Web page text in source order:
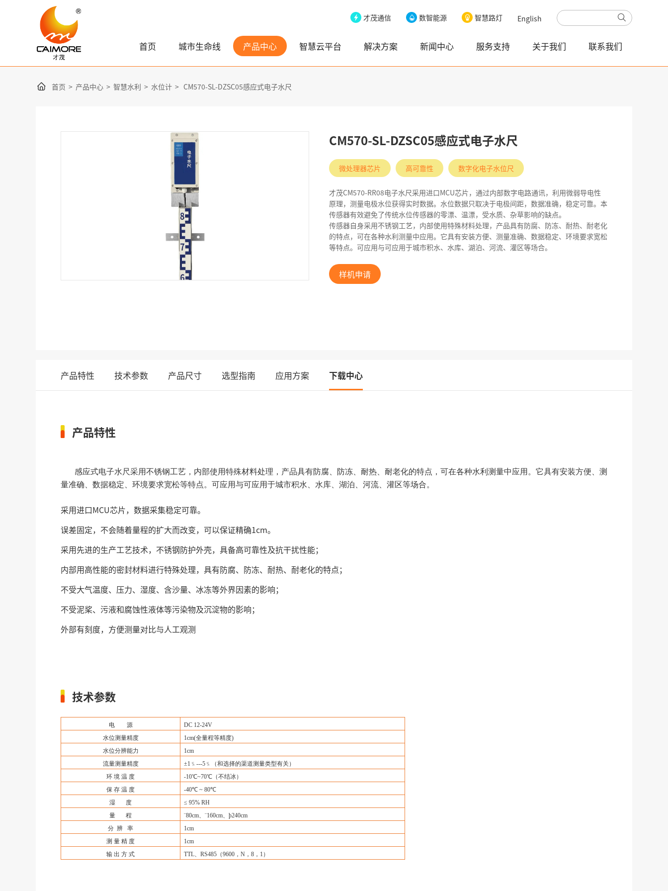
才茂通信 数智能源 智慧路灯 English
首页 城市生命线 产品中心 智慧云平台 解决方案 新闻中心 服务支持 关于我们 联系我们
首页 > 产品中心 > 智慧水利 > 水位计 > CM570-SL-DZSC05感应式电子水尺
CM570-SL-DZSC05感应式电子水尺
微处理器芯片 高可靠性 数字化电子水位尺
才茂CM570-RR08电子水尺采用进口MCU芯片，通过内部数字电路通讯，利用微弱导电性
原理，测量电极水位获得实时数据。水位数据只取决于电极间距，数据准确，稳定可靠。本
传感器有效避免了传统水位传感器的零漂、温漂，受水质、杂草影响的缺点。
传感器自身采用不锈钢工艺，内部使用特殊材料处理，产品具有防腐、防冻、耐热、耐老化
的特点，可在各种水利测量中应用。它具有安装方便、测量准确、数据稳定、环境要求宽松
等特点。可应用与可应用于城市积水、水库、湖泊、河流、灌区等场合。
样机申请
产品特性 技术参数 产品尺寸 选型指南 应用方案 下载中心
产品特性
感应式电子水尺采用不锈钢工艺，内部使用特殊材料处理，产品具有防腐、防冻、耐热、耐老化的特点，可在各种水利测量中应用。它具有安装方便、测
量准确、数据稳定、环境要求宽松等特点。可应用与可应用于城市积水、水库、湖泊、河流、灌区等场合。
采用进口MCU芯片，数据采集稳定可靠。
误差固定，不会随着量程的扩大而改变，可以保证精确1cm。
采用先进的生产工艺技术，不锈钢防护外壳，具备高可靠性及抗干扰性能；
内部用高性能的密封材料进行特殊处理，具有防腐、防冻、耐热、耐老化的特点；
不受大气温度、压力、湿度、含沙量、冰冻等外界因素的影响；
不受泥桨、污液和腐蚀性液体等污染物及沉淀物的影响；
外部有刻度，方便测量对比与人工观测
技术参数
电源
DC 12-24V
水位测量精度
1cm(全量程等精度)
水位分辨能力
1cm
流量测量精度
±1﹪---5﹪（和选择的渠道测量类型有关）
环 境 温 度
-10℃~70℃（不结冰）
保 存 温 度
-40℃ ~ 80℃
湿
度
≤ 95% RH
量
程 ¨80cm、 ¨160cm、 þ240cm
分 辨 率
1cm
测 量 精 度
1cm
输 出 方 式 TTL、RS485（9600，N，8，1）